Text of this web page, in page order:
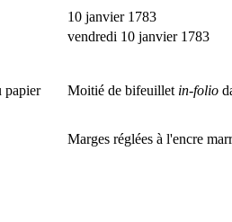
10 janvier 1783
vendredi 10 janvier 1783
papier Moitié de bifeuillet in-folio
Marges réglées à l'encre